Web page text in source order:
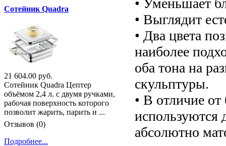
• Выглядит
• Два цвета
наиболее
оба тона на
скульптуры.
• В отличие
используются
абсолютно
Сотейник Quadra
21 604.00 руб.
Сотейник Quadra Цептер
объёмом 2,4 л. с двумя ручками,
рабочая поверхность которого
позволит жарить, парить и ...
Отзывов (0)
Подробнее...